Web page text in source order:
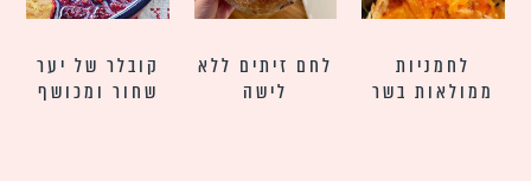
לחמניות
ממולאות בשר
לחם זיתים ללא
לישה
קובלר של יער
שחור ומכושף